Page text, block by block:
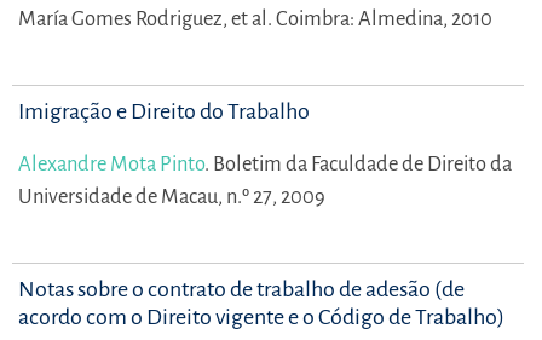
María Gomes Rodriguez, et al. Coimbra: Almedina, 2010
Imigração e Direito do Trabalho
Alexandre Mota Pinto. Boletim da Faculdade de Direito da
Universidade de Macau, n.º 27, 2009
Notas sobre o contrato de trabalho de adesão (de
acordo com o Direito vigente e o Código de Trabalho)